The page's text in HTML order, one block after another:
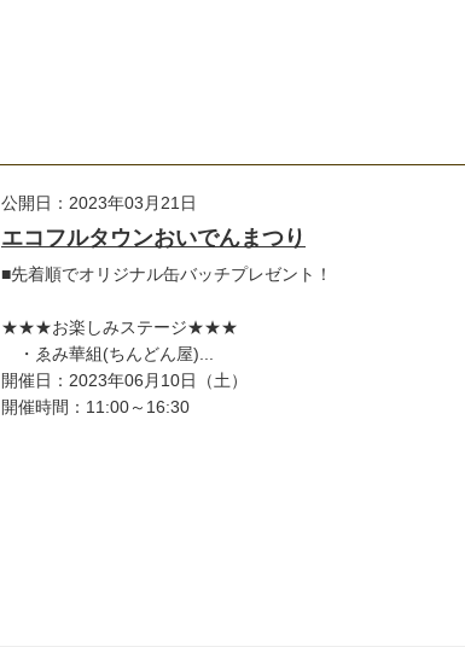
公開日：2023年03月21日
エコフルタウンおいでんまつり
■先着順でオリジナル缶バッチプレゼント！
★★★お楽しみステージ★★★
・ゑみ華組(ちんどん屋)...
開催日：2023年06月10日（土）
開催時間：11:00～16:30